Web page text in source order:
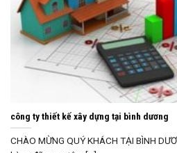
công ty thiết kế xây dựng tại bình dương
CHÀO MỪNG QUÝ KHÁCH TẠI BÌNH